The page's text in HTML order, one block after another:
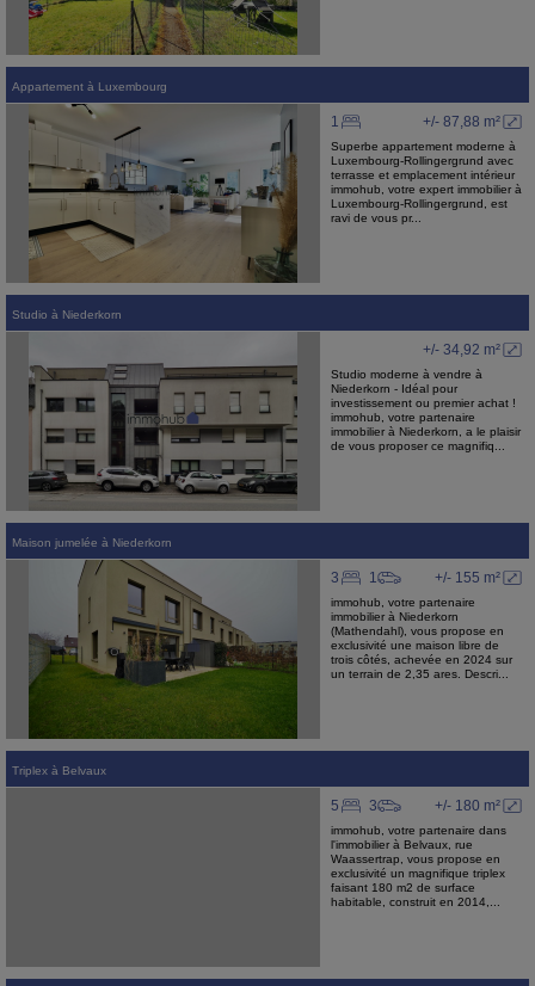
Appartement à Luxembourg
+/- 87,88 m²
1
Superbe appartement moderne à
Luxembourg-Rollingergrund avec
terrasse et emplacement intérieur
immohub, votre expert immobilier à
Luxembourg-Rollingergrund, est
ravi de vous pr...
Studio à Niederkorn
+/- 34,92 m²
Studio moderne à vendre à
Niederkorn - Idéal pour
investissement ou premier achat !
immohub, votre partenaire
immobilier à Niederkorn, a le plaisir
de vous proposer ce magnifiq...
Maison jumelée à Niederkorn
+/- 155 m²
3 1
immohub, votre partenaire
immobilier à Niederkorn
(Mathendahl), vous propose en
exclusivité une maison libre de
trois côtés, achevée en 2024 sur
un terrain de 2,35 ares. Descri...
Triplex à Belvaux
+/- 180 m²
5 3
immohub, votre partenaire dans
l'immobilier à Belvaux, rue
Waassertrap, vous propose en
exclusivité un magnifique triplex
faisant 180 m2 de surface
habitable, construit en 2014,...